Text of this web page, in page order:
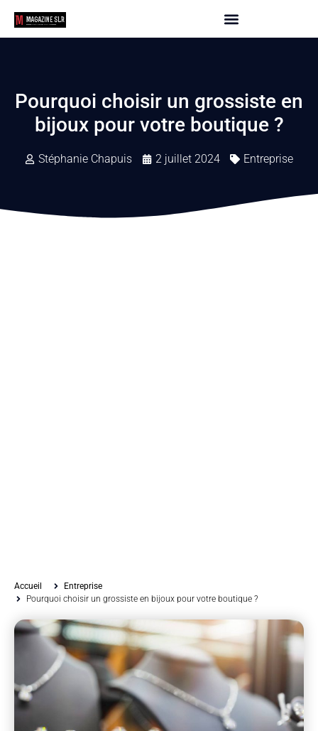
Pourquoi choisir un grossiste en
bijoux pour votre boutique ?
Stéphanie Chapuis 2 juillet 2024 Entreprise
Accueil
Entreprise
Pourquoi choisir un grossiste en bijoux pour votre boutique ?